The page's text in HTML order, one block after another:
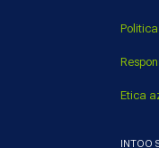
Etica
INTOO